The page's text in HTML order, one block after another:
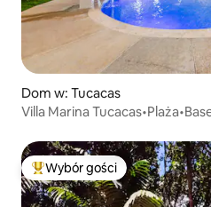
Dom w: Tucacas
Villa Marina
Najpopularniejsze z kategorii
Wybór gości